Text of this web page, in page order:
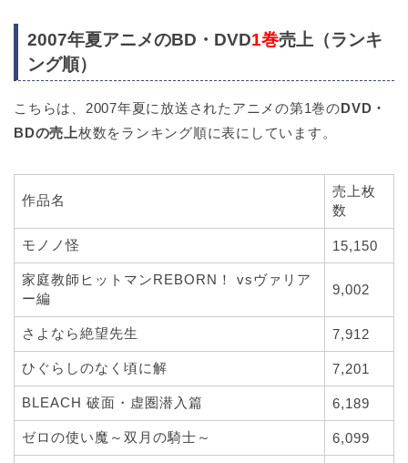
2007年夏アニメのBD・DVD1巻売上（ランキ
ング順）
こちらは、2007年夏に放送されたアニメの第1巻のDVD・
BDの売上枚数をランキング順に表にしています。
作品名
売上枚
数
モノノ怪 15,150
家庭教師ヒットマンREBORN！ vsヴァリア
ー編
9,002
さよなら絶望先生 7,912
ひぐらしのなく頃に解 7,201
BLEACH 破面・虚圏潜入篇 6,189
ゼロの使い魔～双月の騎士～ 6,099